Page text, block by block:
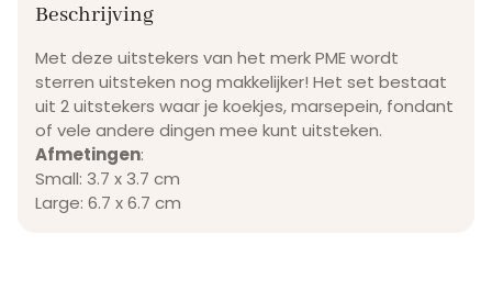
Beschrijving
Met deze uitstekers van het merk PME wordt
sterren uitsteken nog makkelijker! Het set bestaat
uit 2 uitstekers waar je koekjes, marsepein, fondant
of vele andere dingen mee kunt uitsteken.
Afmetingen:
Small: 3.7 x 3.7 cm
Large: 6.7 x 6.7 cm